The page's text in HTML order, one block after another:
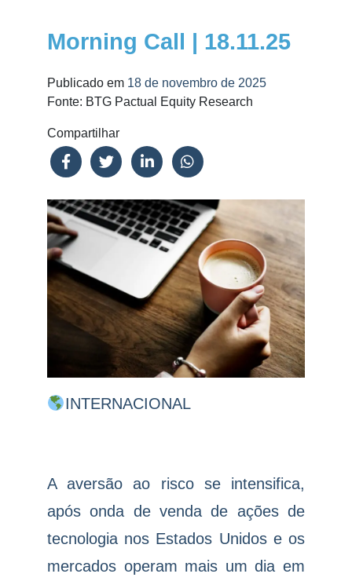
Morning Call | 18.11.25
Publicado em 18 de novembro de 2025
Fonte: BTG Pactual Equity Research
Compartilhar
INTERNACIONAL
A aversão ao risco se intensifica,
após onda de venda de ações de
tecnologia nos Estados Unidos e os
mercados operam mais um dia em